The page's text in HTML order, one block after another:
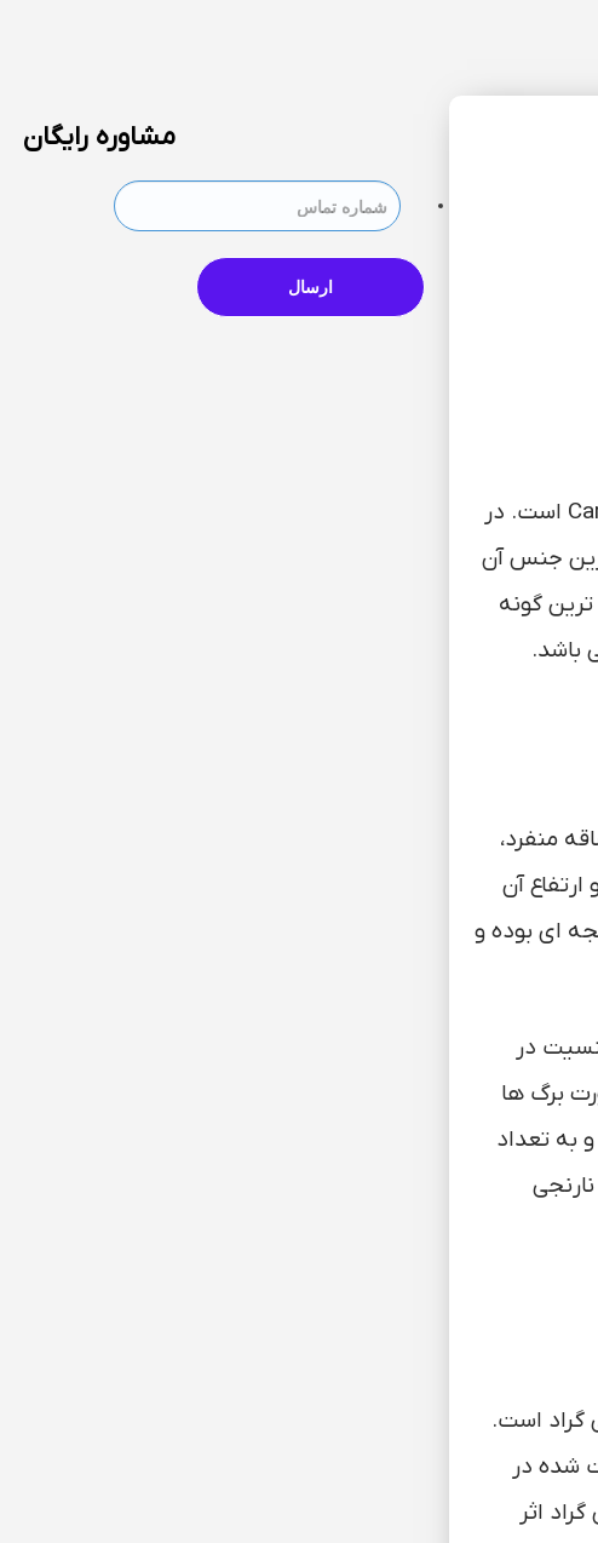
خربزه درختی با نام علمی Carica papaya L. گیاهی دو لپه و پلی گام می باشد. که متعلق به خانواده Caricaceae است. در
جنس آن
ترین گونه
باشد.
این گیاه دارای ساقه منفرد،
است. قطر تنه بین 10 تا 30 سانتی متر و ارتفاع آن
ای بوده و
در
برگ ها
کوچک تر و به تعداد
نارنجی
آن درجه حرارت بین 22 تا 26 درجه سانتی گراد است.
شده در
می باشد. دمای زیر 11 درجه سانتی گراد اثر
مشاوره رایگان